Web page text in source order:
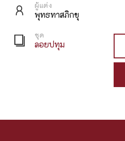
ผู้แต่ง
พุทธทาสภิกขุ
ชุด
ลอยปทุม